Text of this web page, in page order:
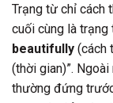
Trạng từ chỉ cách
cuối cùng là trạng
beautifully (cách
(thời gian)”.
thường đứng